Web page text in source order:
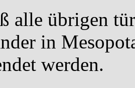
alle übrigen
in
werden.